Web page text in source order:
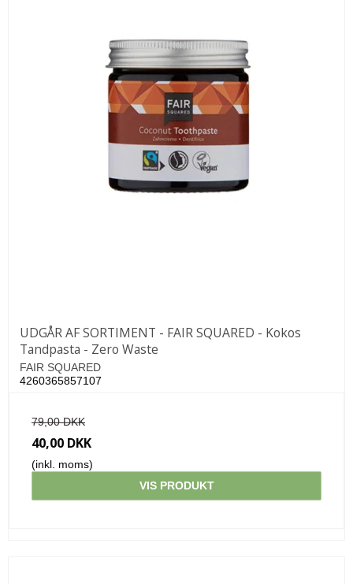
UDGÅR AF SORTIMENT - FAIR SQUARED - Kokos
Tandpasta - Zero Waste
FAIR SQUARED
4260365857107
79,00 DKK
40,00 DKK
(inkl. moms)
VIS PRODUKT